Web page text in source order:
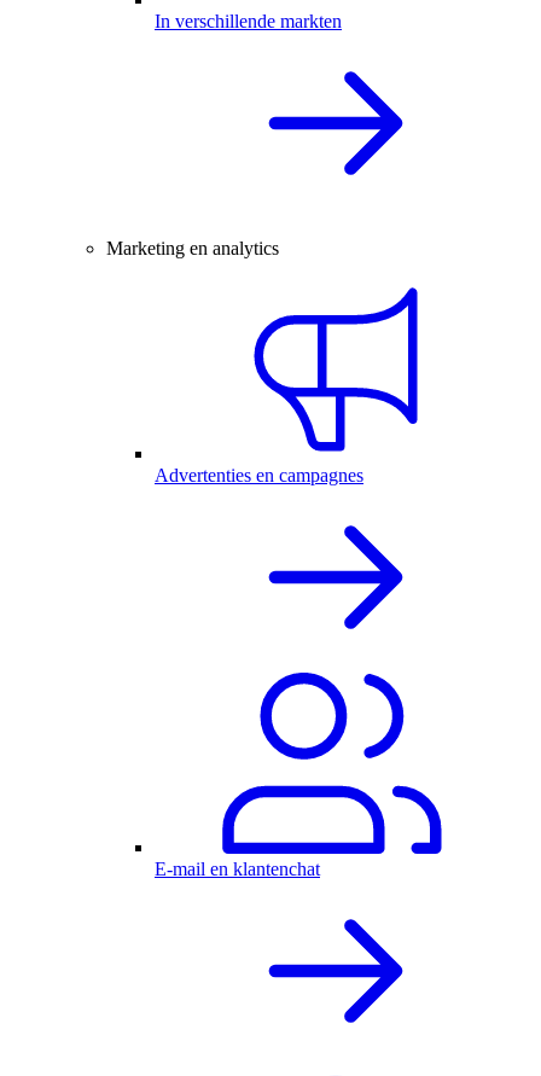
In verschillende markten
Marketing en analytics
Advertenties en campagnes
E-mail en klantenchat